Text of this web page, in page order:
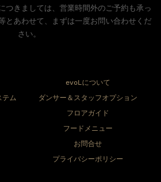
つきましては、営業時間外のご予約も承っ
とあわせて、まずは一度お問い合わせくだ
さい。
evoLについて
テム
ダンサー＆スタッフオプション
フロアガイド
フードメニュー
お問合せ
プライバシーポリシー